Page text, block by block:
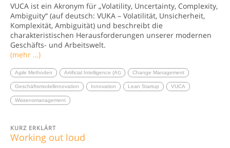
VUCA ist ein Akronym für „Volatility, Uncertainty, Complexity,
Ambiguity“ (auf deutsch: VUKA – Volatilität, Unsicherheit,
Komplexität, Ambiguität) und beschreibt die
charakteristischen Herausforderungen unserer modernen
Geschäfts- und Arbeitswelt.
(mehr …)
Agile Methoden Artificial Intelligence (AI) Change Management
Geschäftsmodellinnovation Innovation Lean Startup VUCA
Wissensmanagement
KURZ ERKLÄRT
Working out loud